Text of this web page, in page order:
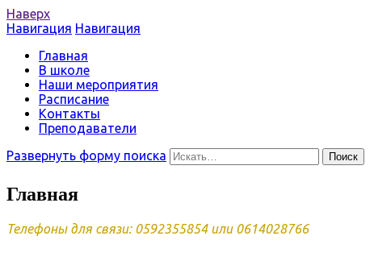
Наверх
Навигация Навигация
Главная
В школе
Наши мероприятия
Расписание
Контакты
Преподаватели
Развернуть форму поиска
Поиск
Главная
Телефоны для связи: 0592355854 или 0614028766